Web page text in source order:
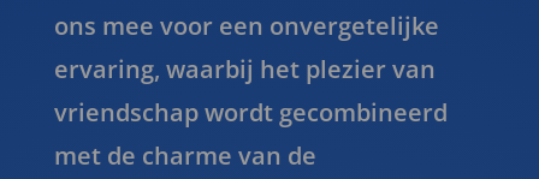
ons mee voor een onvergetelijke
ervaring, waarbij het plezier van
vriendschap wordt gecombineerd
met de charme van de